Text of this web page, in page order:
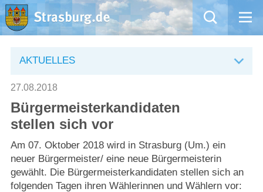
Aktuelles
Rathaus
Natur – Kultur – Tourismus
Wirtschaft
AKTUELLES
27.08.2018
Bürgermeisterkandidaten
stellen sich vor
Am 07. Oktober 2018 wird in Strasburg (Um.) ein
neuer Bürgermeister/ eine neue Bürgermeisterin
gewählt. Die Bürgermeisterkandidaten stellen sich an
folgenden Tagen ihren Wählerinnen und Wählern vor: